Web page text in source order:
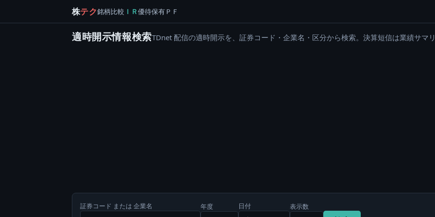
株テク銘柄比較 ＩＲ優待保有ＰＦ
適時開示情報検索TDnet 配信の適時開示を、証券コード・企業名・区分から検索。決算短信は業績サマ
証券コード または 企業名 年度 日付 表示数